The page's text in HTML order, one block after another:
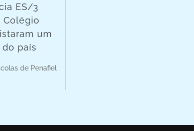
ES/3
Colégio
um
do país
de Penafiel